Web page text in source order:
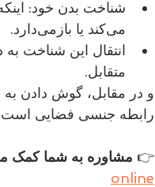
می‌کند یا بازمی‌دارد.
متقابل.
و در مقابل، گوش دادن به بدن طرف
رابطه جنسی فضایی است
👉 مشاوره به شما کمک می‌کند این سفر صمیمی را آغاز
online